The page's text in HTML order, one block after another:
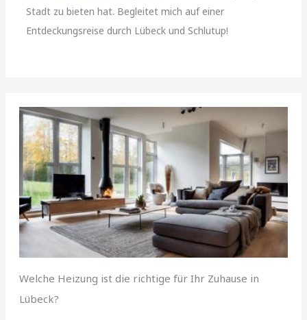
Stadt zu bieten hat. Begleitet mich auf einer
Entdeckungsreise durch Lübeck und Schlutup!
Welche Heizung ist die richtige für Ihr Zuhause in
Lübeck?